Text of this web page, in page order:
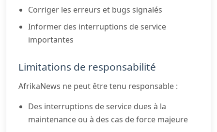
Corriger les erreurs et bugs signalés
Informer des interruptions de service
importantes
Limitations de responsabilité
AfrikaNews ne peut être tenu responsable :
Des interruptions de service dues à la
maintenance ou à des cas de force majeure